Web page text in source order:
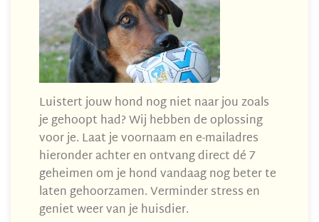
Luistert jouw hond nog niet naar jou zoals
je gehoopt had? Wij hebben de oplossing
voor je. Laat je voornaam en e-mailadres
hieronder achter en ontvang direct dé 7
geheimen om je hond vandaag nog beter te
laten gehoorzamen. Verminder stress en
geniet weer van je huisdier.